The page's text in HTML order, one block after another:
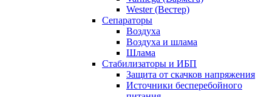
Wester (Вестер)
Сепараторы
Воздуха
Воздуха и шлама
Шлама
Стабилизаторы и ИБП
Защита от скачков напряжения
Источники бесперебойного